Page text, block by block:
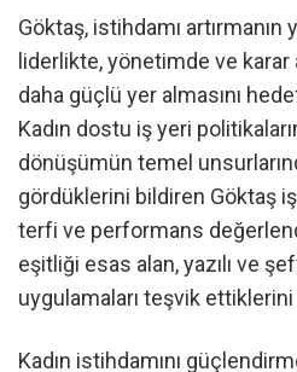
Göktaş, istihdamı artırmanın
liderlikte, yönetimde ve
daha güçlü yer almasını
Kadın dostu iş yeri
dönüşümün temel
gördüklerini bildiren Göktaş
terfi ve performans
eşitliği esas alan, yazılı ve
uygulamaları teşvik
Kadın istihdamını